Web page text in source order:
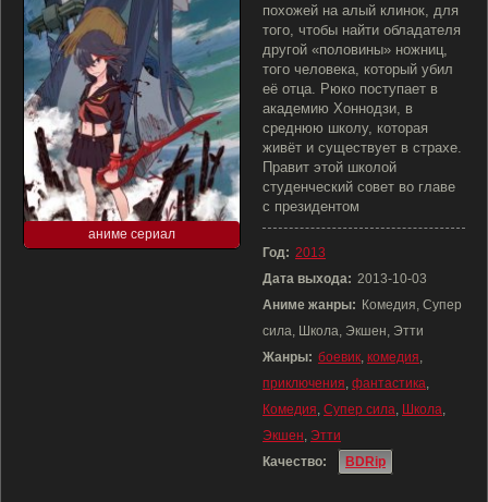
аниме сериал
похожей на алый клинок, для
того, чтобы найти обладателя
другой «половины» ножниц,
того человека, который убил
её отца. Рюко поступает в
академию Хоннодзи, в
среднюю школу, которая
живёт и существует в страхе.
Правит этой школой
студенческий совет во главе
с президентом
Год: 2013
Дата выхода: 2013-10-03
Аниме жанры: Комедия, Супер
сила, Школа, Экшен, Этти
Жанры: боевик, комедия,
приключения, фантастика,
Комедия, Супер сила, Школа,
Экшен, Этти
Качество:
BDRip